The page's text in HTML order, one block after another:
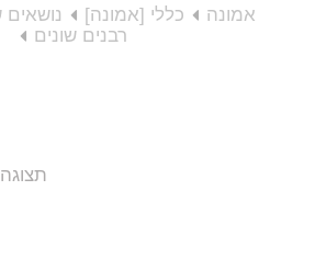
אמונה
כללי [אמונה]
נושאים
רבנים שונים
תצוגה